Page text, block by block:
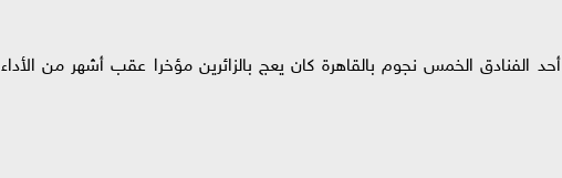
الفنادق الخمس نجوم بالقاهرة كان يعج بالزائرين مؤخرا عقب أشهر من الأداء